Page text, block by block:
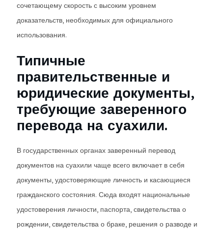
сочетающему скорость с высоким уровнем
доказательств, необходимых для официального
использования.
Типичные
правительственные и
юридические документы,
требующие заверенного
перевода на суахили.
В государственных органах заверенный перевод
документов на суахили чаще всего включает в себя
документы, удостоверяющие личность и касающиеся
гражданского состояния. Сюда входят национальные
удостоверения личности, паспорта, свидетельства о
рождении, свидетельства о браке, решения о разводе и